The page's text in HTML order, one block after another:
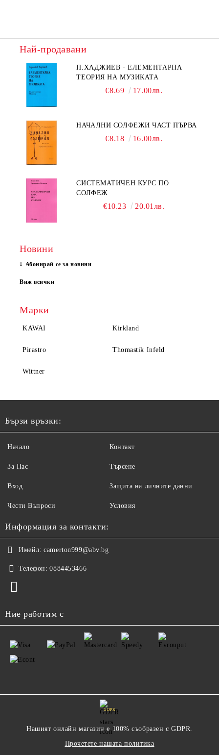
Най-продавани
П.ХАДЖИЕВ - ЕЛЕМЕНТАРНА
ТЕОРИЯ НА МУЗИКАТА
€8.69 17.00лв.
НАЧАЛНИ СОЛФЕЖИ ЧАСТ ПЪРВА
€8.18 16.00лв.
СИСТЕМАТИЧЕН КУРС ПО
СОЛФЕЖ
€10.23 20.01лв.
Новини
Абонирай се за новини
Виж всички
Марки
KAWAI Kirkland
Pirastro Thomastik Infeld
Wittner
Бързи връзки:
Начало
За Нас
Вход
Чести Въпроси
Контакт
Търсене
Защита на личните данни
Условия
Информация за контакти:
Имейл: camerton999@abv.bg
Телефон: 0884453466
Ние работим с
GDPR
Нашият онлайн магазин е 100% съобразен с GDPR.
Прочетете нашата политика